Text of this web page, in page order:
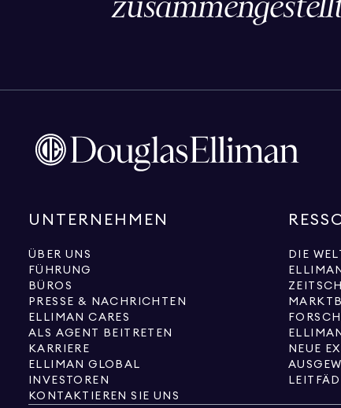
UNTERNEHMEN
ÜBER UNS
FÜHRUNG
BÜROS
PRESSE & NACHRICHTEN
ELLIMAN CARES
ALS AGENT BEITRETEN
KARRIERE
ELLIMAN GLOBAL
INVESTOREN
KONTAKTIEREN SIE UNS
DIE